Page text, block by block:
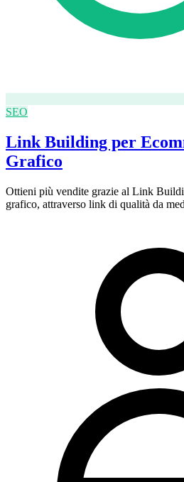
SEO
Link Building per
Grafico
Ottieni più vendite grazie al Link
grafico, attraverso link di qualità da